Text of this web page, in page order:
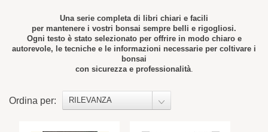
Una serie completa di libri chiari e facili
per mantenere i vostri bonsai sempre belli e rigogliosi.
Ogni testo è stato selezionato per offrire in modo chiaro e
autorevole, le tecniche e le informazioni necessarie per coltivare i
bonsai
con sicurezza e professionalità.
Ordina per: RILEVANZA